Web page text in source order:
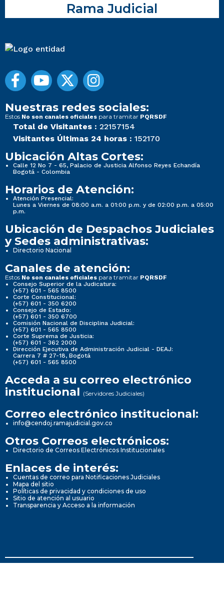
Rama Judicial
Nuestras redes sociales:
Estos No son canales oficiales para tramitar PQRSDF
Total de Visitantes : 22157154
Visitantes Últimas 24 horas : 152170
Ubicación Altas Cortes:
Calle 12 No 7 - 65, Palacio de Justicia Alfonso Reyes Echandía
Bogotá - Colombia
Horarios de Atención:
Atención Presencial:
Lunes a Viernes de 08:00 a.m. a 01:00 p.m. y de 02:00 p.m. a 05:00
p.m.
Ubicación de Despachos Judiciales
y Sedes administrativas:
Directorio Nacional
Canales de atención:
Estos No son canales oficiales para tramitar PQRSDF
Consejo Superior de la Judicatura:
(+57) 601 - 565 8500
Corte Constitucional:
(+57) 601 - 350 6200
Consejo de Estado:
(+57) 601 - 350 6700
Comisión Nacional de Disciplina Judicial:
(+57) 601 - 565 8500
Corte Suprema de Justicia:
(+57) 601 - 362 2000
Dirección Ejecutiva de Administración Judicial - DEAJ:
Carrera 7 # 27-18, Bogotá
(+57) 601 - 565 8500
Acceda a su correo electrónico
institucional (Servidores Judiciales)
Correo electrónico institucional:
info@cendoj.ramajudicial.gov.co
Otros Correos electrónicos:
Directorio de Correos Electrónicos Institucionales
Enlaces de interés:
Cuentas de correo para Notificaciones Judiciales
Mapa del sitio
Políticas de privacidad y condiciones de uso
Sitio de atención al usuario
Transparencia y Acceso a la información